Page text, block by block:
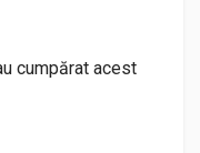
cumpărat acest